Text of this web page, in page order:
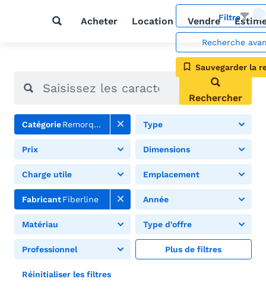
Acheter Location VendreFiltre
Recherche
Sauvegarder la
Rechercher
CatégorieRemorques de bateauType
Prix Dimensions
Charge utile Emplacement
FabricantFiberline Année
Matériau Type d'offre
Professionnel Plus de filtres
Réinitialiser les filtres